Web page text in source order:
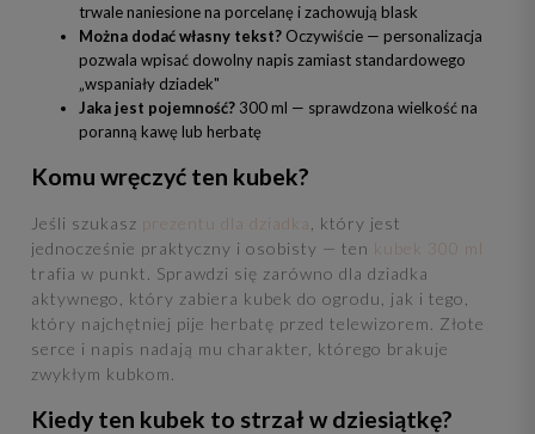
trwale naniesione na porcelanę i zachowują blask
Można dodać własny tekst? Oczywiście — personalizacja
pozwala wpisać dowolny napis zamiast standardowego
„wspaniały dziadek"
Jaka jest pojemność? 300 ml — sprawdzona wielkość na
poranną kawę lub herbatę
Komu wręczyć ten kubek?
Jeśli szukasz prezentu dla dziadka
, który jest
jednocześnie praktyczny i osobisty — ten kubek 300 ml
trafia w punkt. Sprawdzi się zarówno dla dziadka
aktywnego, który zabiera kubek do ogrodu, jak i tego,
który najchętniej pije herbatę przed telewizorem. Złote
serce i napis nadają mu charakter, którego brakuje
zwykłym kubkom.
Kiedy ten kubek to strzał w dziesiątkę?